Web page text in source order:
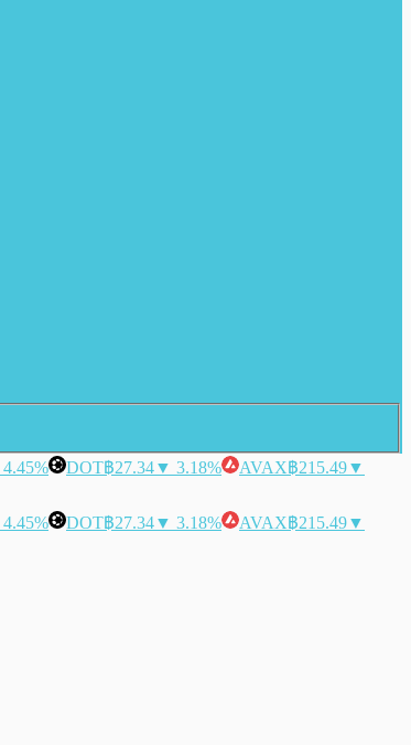
DOT฿27.34▼ 3.18% AVAX฿215.49▼
DOT฿27.34▼ 3.18% AVAX฿215.49▼